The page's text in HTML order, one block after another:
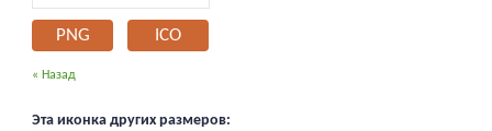
PNG ICO
« Назад
Эта иконка других размеров: